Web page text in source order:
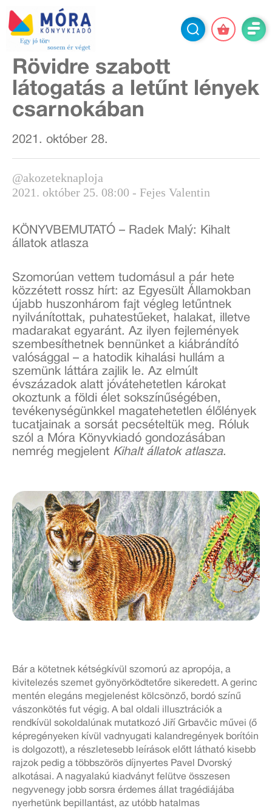
Rövidre szabott
látogatás a letűnt lények
csarnokában
2021. október 28.
@akozeteknaploja
2021. október 25. 08:00 - Fejes Valentin
KÖNYVBEMUTATÓ – Radek Malý: Kihalt
állatok atlasza
Szomorúan vettem tudomásul a pár hete
közzétett rossz hírt: az Egyesült Államokban
újabb huszonhárom fajt végleg letűntnek
nyilvánítottak, puhatestűeket, halakat, illetve
madarakat egyaránt. Az ilyen fejlemények
szembesíthetnek bennünket a kiábrándító
valósággal – a hatodik kihalási hullám a
szemünk láttára zajlik le. Az elmúlt
évszázadok alatt jóvátehetetlen károkat
okoztunk a földi élet sokszínűségében,
tevékenységünkkel magatehetetlen élőlények
tucatjainak a sorsát pecsételtük meg. Róluk
szól a Móra Könyvkiadó gondozásában
nemrég megjelent Kihalt állatok atlasza.
Bár a kötetnek kétségkívül szomorú az apropója, a
kivitelezés szemet gyönyörködtetőre sikeredett. A gerinc
mentén elegáns megjelenést kölcsönző, bordó színű
vászonkötés fut végig. A bal oldali illusztrációk a
rendkívül sokoldalúnak mutatkozó Jiří Grbavčic művei (ő
képregényeken kívül vadnyugati kalandregények borítóin
is dolgozott), a részletesebb leírások előtt látható kisebb
rajzok pedig a többszörös díjnyertes Pavel Dvorský
alkotásai. A nagyalakú kiadványt felütve összesen
negyvenegy jobb sorsra érdemes állat tragédiájába
nyerhetünk bepillantást, az utóbb hatalmas